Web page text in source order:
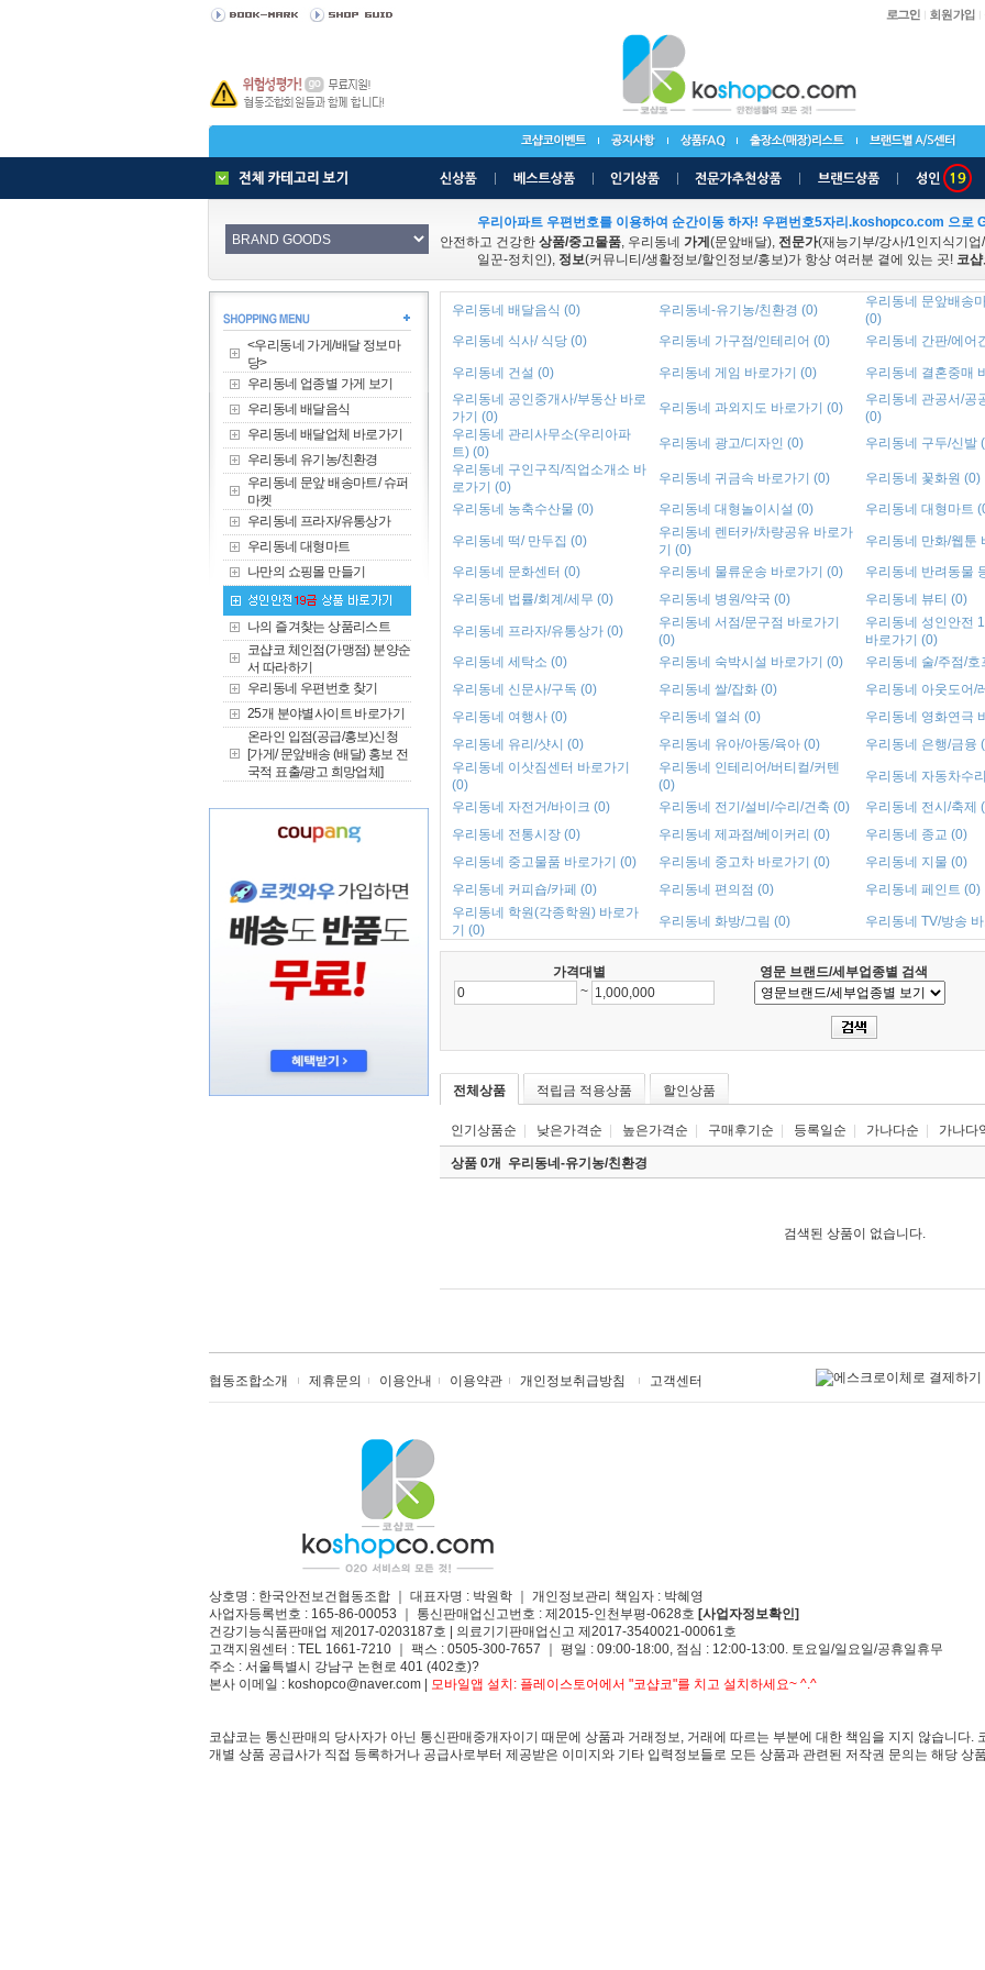
우리아파트 우편번호를 이용하여 순간이동 하자! 우편번호5자리.koshopco.com 으로
안전하고 건강한 상품/중고물품, 우리동네 가게 (문앞배달), 전문가(재능기부/강사/1인지식기업
일꾼-정치인), 정보(커뮤니티/생활정보/할인정보/홍보)가 항상 여러분 곁에 있는 곳! 코
<우리동네 가게/배달 정보마
당>
우리동네 업종별 가게 보기
우리동네 배달음식
우리동네 배달업체 바로가기
우리동네 유기농/친환경
우리동네 문앞 배송마트/ 슈퍼
마켓
우리동네 프라자/유통상가
우리동네 대형마트
나만의 쇼핑몰 만들기
나의 즐겨찾는 상품리스트
코샵코 체인점(가맹점) 분양순
서 따라하기
우리동네 우편번호 찾기
25개 분야별사이트 바로가기
온라인 입점(공급/홍보)신청
[가게/ 문앞배송 (배달) 홍보 전
국적 표출/광고 희망업체]
우리동네 배달음식 (0) 우리동네-유기농/친환경 (0)
우리동네 문앞배송
(0)
우리동네 식사/ 식당 (0)
우리동네 가구점/인테리어 (0) 우리동네 간판/에어
우리동네 건설 (0) 우리동네 게임 바로가기 (0)
우리동네 결혼중매
우리동네 공인중개사/부동산 바로
가기 (0)
우리동네 과외지도 바로가기 (0)
우리동네 관공서/공
(0)
우리동네 관리사무소(우리아파
트) (0)
우리동네 광고/디자인 (0)
우리동네 구두/신발
우리동네 구인구직/직업소개소 바
로가기 (0)
우리동네 귀금속 바로가기 (0)
우리동네 꽃화원 (0)
우리동네 농축수산물 (0)
우리동네 대형놀이시설 (0) 우리동네 대형마트
우리동네 떡/ 만두집 (0)
우리동네 렌터카/차량공유 바로가
기 (0)
우리동네 만화/웹툰
우리동네 문화센터 (0)
우리동네 물류운송 바로가기 (0)
우리동네 반려동물
우리동네 법률/회계/세무 (0)
우리동네 병원/약국 (0) 우리동네 뷰티 (0)
우리동네 프라자/유통상가 (0)
우리동네 서점/문구점 바로가기
(0)
우리동네 성인안전
바로가기 (0)
우리동네 세탁소 (0)
우리동네 숙박시설 바로가기 (0)
우리동네 술/주점/호
우리동네 신문사/구독 (0)
우리동네 쌀/잡화 (0)
우리동네 아웃도어/
우리동네 여행사 (0)
우리동네 열쇠 (0)
우리동네 영화연극
우리동네 유리/샷시 (0)
우리동네 유아/아동/육아 (0)
우리동네 은행/금융
우리동네 이삿짐센터 바로가기
(0)
우리동네 인테리어/버티컬/커텐
(0)
우리동네 자동차수
우리동네 자전거/바이크 (0)
우리동네 전기/설비/수리/건축 (0)
우리동네 전시/축제
우리동네 전통시장 (0)
우리동네 제과점/베이커리 (0)
우리동네 종교 (0)
우리동네 중고물품 바로가기 (0)
우리동네 중고차 바로가기 (0)
우리동네 지물 (0)
우리동네 커피숍/카페 (0)
우리동네 편의점 (0)
우리동네 페인트 (0)
우리동네 학원(각종학원) 바로가
기 (0)
우리동네 화방/그림 (0) 우리동네 TV/방송
가격대별
영문 브랜드/세부업종별 검색
~
전체상품 적립금 적용상품 할인상품
인기상품순 낮은가격순 높은가격순 구매후기순 등록일순 가나다순 가나다
상품 0개 우리동네-유기농/친환경
검색된 상품이 없습니다.
협동조합소개 제휴문의 이용안내 이용약관 개인정보취급방침 고객센터
상호명 : 한국안전보건협동조합 ｜ 대표자명 : 박원학 ｜ 개인정보관리 책임자 : 박혜영
사업자등록번호 : 165-86-00053 ｜ 통신판매업신고번호 : 제2015-인천부평-0628호 [사업자정보확인]
건강기능식품판매업 제2017-0203187호 | 의료기기판매업신고 제2017-3540021-00061호
고객지원센터 : TEL 1661-7210 ｜ 팩스 : 0505-300-7657 ｜ 평일 : 09:00-18:00, 점심 : 12:00-13:00. 토요일/일요일/공휴일휴무
주소 : 서울특별시 강남구 논현로 401 (402호)?
본사 이메일 : koshopco@naver.com | 모바일앱 설치: 플레이스토어에서 "코샵코"를 치고 설치하세요~ ^.^
코샵코는 통신판매의 당사자가 아닌 통신판매중개자이기 때문에 상품과 거래정보, 거래에 따르는 부분에 대한 책임을 지지 않습니다.
개별 상품 공급사가 직접 등록하거나 공급사로부터 제공받은 이미지와 기타 입력정보들로 모든 상품과 관련된 저작권 문의는 해당 상